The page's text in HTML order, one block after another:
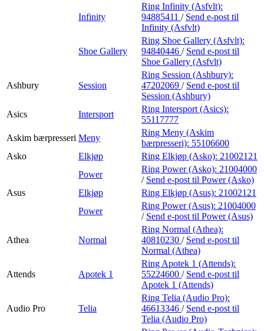
Infinity
Ring Infinity (Asfvlt):
94885411 / Send e-post til
Infinity (Asfvlt)
Shoe Gallery
Ring Shoe Gallery (Asfvlt):
94840446 / Send e-post til
Shoe Gallery (Asfvlt)
Ashbury Session
Ring Session (Ashbury):
47202069 / Send e-post til
Session (Ashbury)
Asics
Intersport
Ring Intersport (Asics):
55117777
Askim bærpresseri Meny
Ring Meny (Askim
bærpresseri): 55106600
Asko
Elkjøp Ring Elkjøp (Asko): 21002121
Power
Ring Power (Asko): 21004000
/ Send e-post til Power (Asko)
Asus
Elkjøp Ring Elkjøp (Asus): 21002121
Power
Ring Power (Asus): 21004000
/ Send e-post til Power (Asus)
Athea Normal
Ring Normal (Athea):
40810230 / Send e-post til
Normal (Athea)
Attends Apotek 1
Ring Apotek 1 (Attends):
55224600 / Send e-post til
Apotek 1 (Attends)
Audio Pro Telia
Ring Telia (Audio Pro):
46613346 / Send e-post til
Telia (Audio Pro)